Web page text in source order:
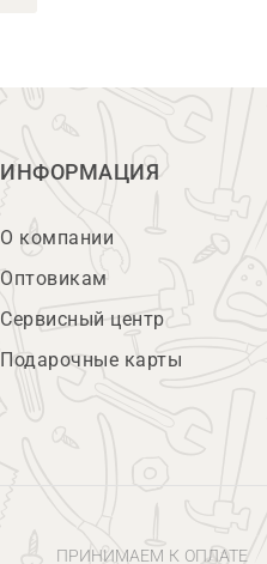
ИНФОРМАЦИЯ
О компании
Оптовикам
Сервисный центр
Подарочные карты
ПРИНИМАЕМ К ОПЛАТЕ